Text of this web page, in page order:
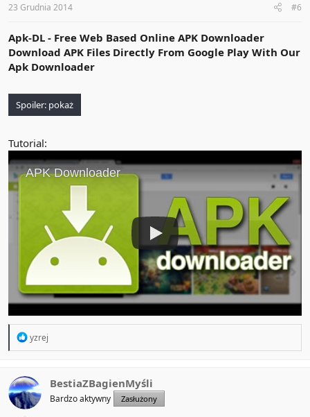
23 Grudnia 2014 #6
Apk-DL - Free Web Based Online APK Downloader
Download APK Files Directly From Google Play With Our
Apk Downloader
Spoiler: pokaż
Tutorial:
R
t
i
o
yzrej
BestiaZBagienMyśli
Bardzo aktywny Zasłużony